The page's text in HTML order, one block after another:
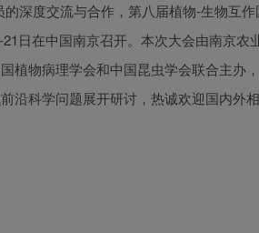
深度交流与合作，第八届植物-生物互作
日在中国南京召开。本次大会由南京农
植物病理学会和中国昆虫学会联合主办
沿科学问题展开研讨，热诚欢迎国内外